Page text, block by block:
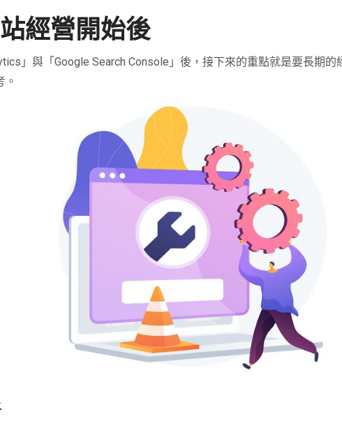
經營開始後
」與「Google Search Console」後，接下來的重點就是要長期
。